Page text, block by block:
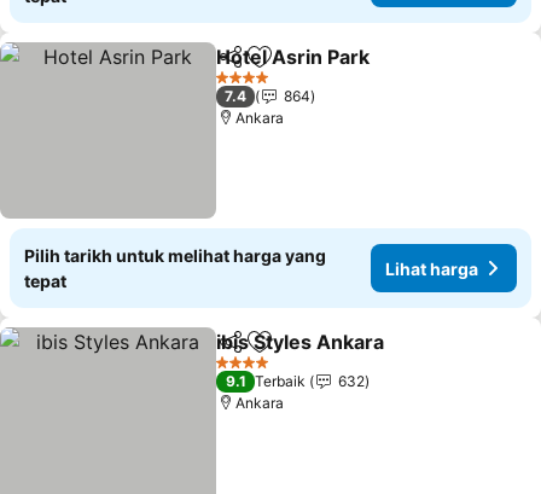
KongsiTambah ke favorit
Hotel Asrin Park
4 Bintang
7.4
864
Ankara
Pilih tarikh untuk melihat harga yang
tepat
Lihat harga
KongsiTambah ke favorit
ibis Styles Ankara
4 Bintang
9.1 Terbaik
632
Ankara